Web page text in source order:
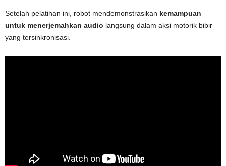
Setelah pelatihan ini, robot mendemonstrasikan kemampuan
untuk menerjemahkan audio langsung dalam aksi motorik bibir
yang tersinkronisasi.